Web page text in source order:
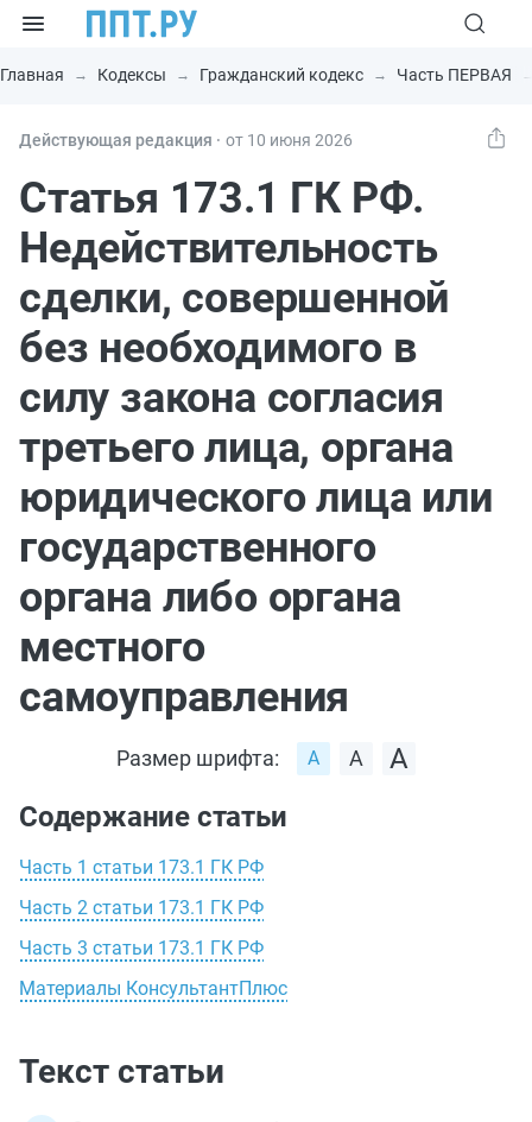
Главная Кодексы Гражданский кодекс Часть ПЕРВАЯ
Действующая редакция ⸱ от 10 июня 2026
Статья 173.1 ГК РФ.
Недействительность
сделки, совершенной
без необходимого в
силу закона согласия
третьего лица, органа
юридического лица или
государственного
органа либо органа
местного
самоуправления
Размер шрифта:
Содержание статьи
Часть 1 статьи 173.1 ГК РФ
Часть 2 статьи 173.1 ГК РФ
Часть 3 статьи 173.1 ГК РФ
Материалы КонсультантПлюс
Текст статьи